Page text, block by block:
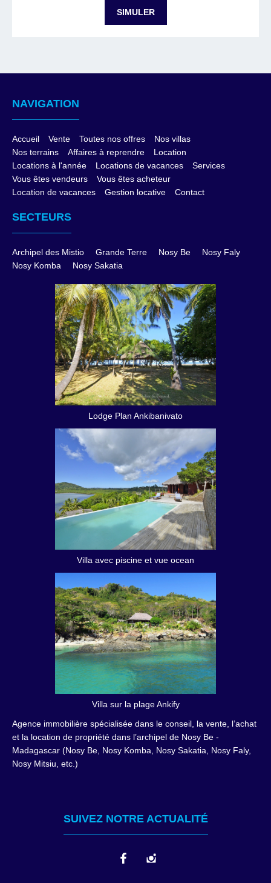
NAVIGATION
Accueil Vente Toutes nos offres
Nos villas
Nos terrains
Affaires à reprendre
Location
Locations à l'année
Locations de vacances
Services
Vous êtes vendeurs
Vous êtes acheteur
Location de vacances
Gestion locative Contact
SECTEURS
Archipel des Mistio Grande Terre Nosy Be
Nosy Faly
Nosy Komba
Nosy Sakatia
Lodge Plan Ankibanivato
Villa avec piscine et vue ocean
Villa sur la plage Ankify
Agence immobilière spécialisée dans le conseil, la vente, l’achat
et la location de propriété dans l’archipel de Nosy Be -
Madagascar (Nosy Be, Nosy Komba, Nosy Sakatia, Nosy Faly,
Nosy Mitsiu, etc.)
SUIVEZ NOTRE ACTUALITÉ